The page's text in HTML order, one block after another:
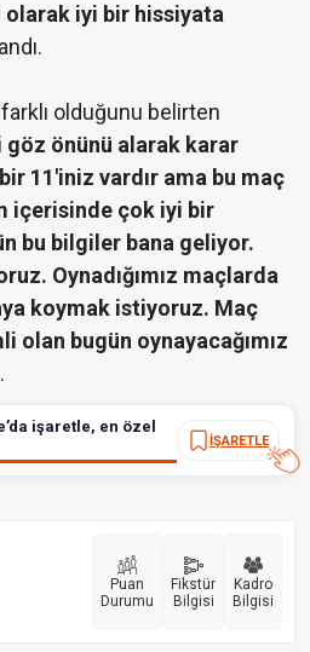
iyi bir hissiyata
olduğunu belirten
göz önünü alarak karar
11'iniz vardır ama bu maç
içerisinde çok iyi bir
bu bilgiler bana geliyor.
Oynadığımız maçlarda
koymak istiyoruz. Maç
olan bugün oynayacağımız
işaretle, en özel
İŞARETLE
Puan
Durumu
Fikstür
Bilgisi
Kadro
Bilgisi